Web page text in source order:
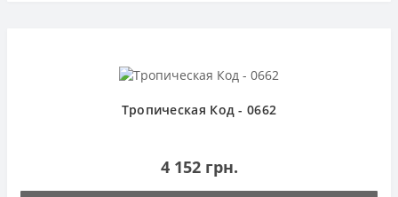
Тропическая Код - 0662
4 152 грн.